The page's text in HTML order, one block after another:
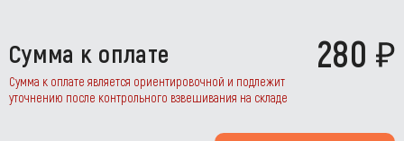
Сумма к оплате 280
Сумма к оплате является ориентировочной и подлежит
уточнению после контрольного взвешивания на складе